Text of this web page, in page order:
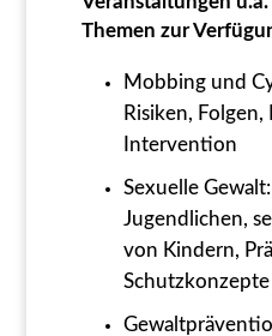
Themen zur
Mobbing und
Risiken,
Intervention
Sexuelle
Jugendlichen,
von Kindern,
Schutzkonzepte